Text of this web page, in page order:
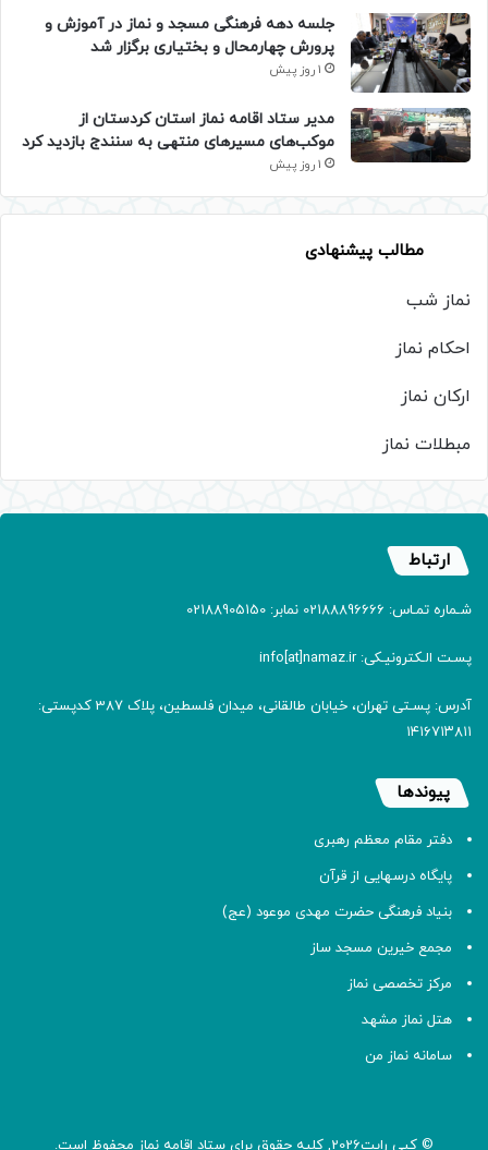
جلسه دهه فرهنگی مسجد و نماز در آموزش و
پرورش چهارمحال و بختیاری برگزار شد
1 روز پیش
مدیر ستاد اقامه نماز استان کردستان از
موکب‌های مسیرهای منتهی به سنندج بازدید کرد
1 روز پیش
مطالب پیشنهادی
نماز شب
احکام نماز
ارکان نماز
مبطلات نماز
ارتباط
شـماره تمـاس: 02188896666 نمابر: 02188905150
پسـت الـکترونیـکی: info[at]namaz.ir
آدرس: پسـتی تهران، خیابان طالقانی، میدان فلسطین، پلاک 387 کدپستی:
۱۴۱۶۷۱۳۸۱۱
پیوندها
دفتر مقام معظم رهبری
پایگاه درسهایی از قرآن
بنیاد فرهنگی حضرت مهدی موعود (عج)
مجمع خیرین مسجد ساز
مرکز تخصصی نماز
هتل نماز مشهد
سامانه نماز من